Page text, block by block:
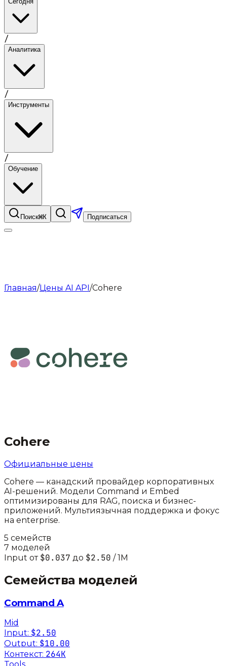
/
Аналитика
/
Инструменты
/
Обучение
Поиск⌘K Подписаться
Главная/Цены AI API/Cohere
Cohere
Официальные цены
Cohere — канадский провайдер корпоративных
AI-решений. Модели Command и Embed
оптимизированы для RAG, поиска и бизнес-
приложений. Мультиязычная поддержка и фокус
на enterprise.
5 семейств
7 моделей
Input от $0.037 до $2.50 / 1M
Семейства моделей
Command A
Mid
Input: $2.50
Output: $10.00
Контекст: 264K